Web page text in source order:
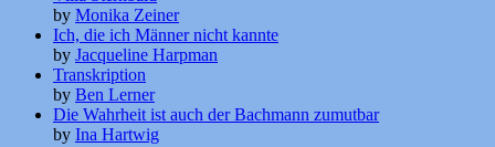
by Monika Zeiner
Ich, die ich Männer nicht kannte
by Jacqueline Harpman
Transkription
by Ben Lerner
Die Wahrheit ist auch der Bachmann zumutbar
by Ina Hartwig